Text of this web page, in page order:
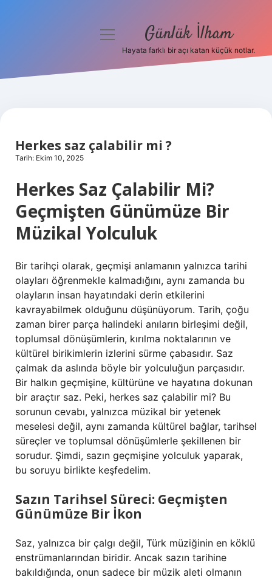
Hakkımızda
menüyü
Günlük İlham
Hayata farklı bir açı katan küçük notlar.
Herkes saz çalabilir mi ?
Tarih: Ekim 10, 2025
Herkes Saz Çalabilir Mi?
Geçmişten Günümüze Bir
Müzikal Yolculuk
Bir tarihçi olarak, geçmişi anlamanın yalnızca tarihi
olayları öğrenmekle kalmadığını, aynı zamanda bu
olayların insan hayatındaki derin etkilerini
kavrayabilmek olduğunu düşünüyorum. Tarih, çoğu
zaman birer parça halindeki anıların birleşimi değil,
toplumsal dönüşümlerin, kırılma noktalarının ve
kültürel birikimlerin izlerini sürme çabasıdır. Saz
çalmak da aslında böyle bir yolculuğun parçasıdır.
Bir halkın geçmişine, kültürüne ve hayatına dokunan
bir araçtır saz. Peki, herkes saz çalabilir mi? Bu
sorunun cevabı, yalnızca müzikal bir yetenek
meselesi değil, aynı zamanda kültürel bağlar, tarihsel
süreçler ve toplumsal dönüşümlerle şekillenen bir
sorudur. Şimdi, sazın geçmişine yolculuk yaparak,
bu soruyu birlikte keşfedelim.
Sazın Tarihsel Süreci: Geçmişten
Günümüze Bir İkon
Saz, yalnızca bir çalgı değil, Türk müziğinin en köklü
enstrümanlarından biridir. Ancak sazın tarihine
bakıldığında, onun sadece bir müzik aleti olmanın